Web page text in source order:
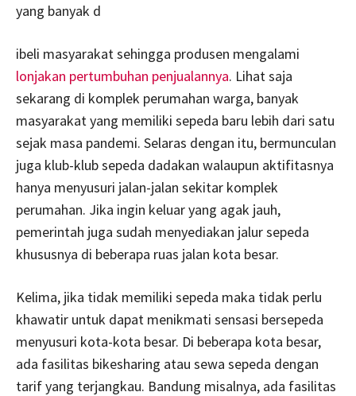
yang banyak d
ibeli masyarakat sehingga produsen mengalami
lonjakan pertumbuhan penjualannya. Lihat saja
sekarang di komplek perumahan warga, banyak
masyarakat yang memiliki sepeda baru lebih dari satu
sejak masa pandemi. Selaras dengan itu, bermunculan
juga klub-klub sepeda dadakan walaupun aktifitasnya
hanya menyusuri jalan-jalan sekitar komplek
perumahan. Jika ingin keluar yang agak jauh,
pemerintah juga sudah menyediakan jalur sepeda
khususnya di beberapa ruas jalan kota besar.
Kelima, jika tidak memiliki sepeda maka tidak perlu
khawatir untuk dapat menikmati sensasi bersepeda
menyusuri kota-kota besar. Di beberapa kota besar,
ada fasilitas bikesharing atau sewa sepeda dengan
tarif yang terjangkau. Bandung misalnya, ada fasilitas